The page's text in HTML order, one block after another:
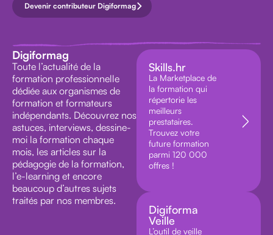
Devenir contributeur Digiformag
Digiformag
Toute l’actualité de la
formation professionnelle
dédiée aux organismes de
formation et formateurs
indépendants. Découvrez nos
astuces, interviews, dessine-
moi la formation chaque
mois, les articles sur la
pédagogie de la formation,
l’e-learning et encore
beaucoup d’autres sujets
traités par nos membres.
Skills.hr
La Marketplace de
la formation qui
répertorie les
meilleurs
prestataires.
Trouvez votre
future formation
parmi 120 000
offres !
Digiforma
Veille
L’outil de veille